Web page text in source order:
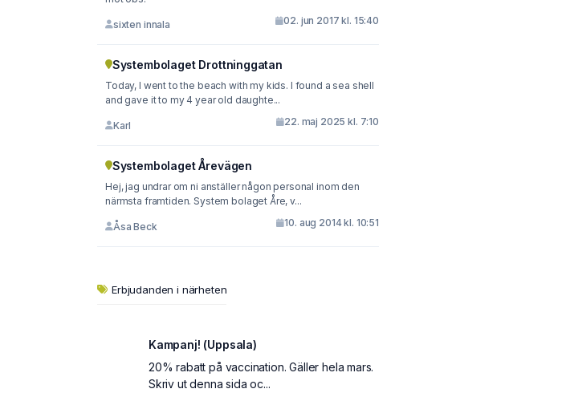
sixten innala 02. jun 2017 kl. 15:40
Systembolaget Drottninggatan
Today, I went to the beach with my kids. I found a sea shell
and gave it to my 4 year old daughte...
Karl 22. maj 2025 kl. 7:10
Systembolaget Årevägen
Hej, jag undrar om ni anställer någon personal inom den
närmsta framtiden. System bolaget Åre, v...
Åsa Beck 10. aug 2014 kl. 10:51
Erbjudanden i närheten
Kampanj! (Uppsala)
20% rabatt på vaccination. Gäller hela mars.
Skriv ut denna sida oc...